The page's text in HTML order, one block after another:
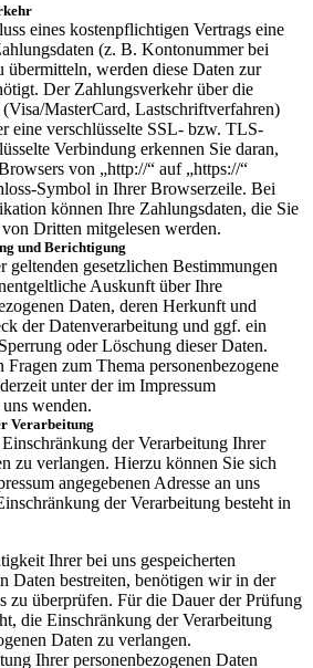
eines kostenpflichtigen Vertrags eine
(z. B. Kontonummer bei
übermitteln, werden diese Daten zur
Der Zahlungsverkehr über die
MasterCard, Lastschriftverfahren)
eine verschlüsselte SSL- bzw. TLS-
Verbindung erkennen Sie daran,
von „http://“ auf „https://“
Symbol in Ihrer Browserzeile. Bei
können Ihre Zahlungsdaten, die Sie
Dritten mitgelesen werden.
und Berichtigung
geltenden gesetzlichen Bestimmungen
Auskunft über Ihre
Daten, deren Herkunft und
der Datenverarbeitung und ggf. ein
oder Löschung dieser Daten.
zum Thema personenbezogene
unter der im Impressum
wenden.
Verarbeitung
der Verarbeitung Ihrer
zu verlangen. Hierzu können Sie sich
angegebenen Adresse an uns
der Verarbeitung besteht in
Ihrer bei uns gespeicherten
Daten bestreiten, benötigen wir in der
zu überprüfen. Für die Dauer der Prüfung
die Einschränkung der Verarbeitung
Daten zu verlangen.
Ihrer personenbezogenen Daten